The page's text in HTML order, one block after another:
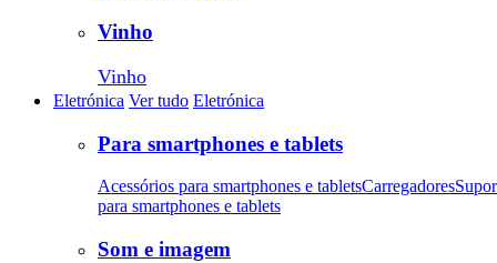
Vinho
Vinho
Eletrónica Ver tudo Eletrónica
Para smartphones e tablets
Acessórios para smartphones e tabletsCarregadores
para smartphones e tablets
Som e imagem